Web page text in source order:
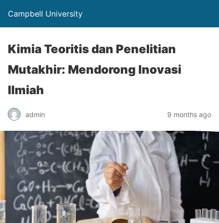
Campbell University
Kimia Teoritis dan Penelitian
Mutakhir: Mendorong Inovasi
Ilmiah
admin 9 months ago